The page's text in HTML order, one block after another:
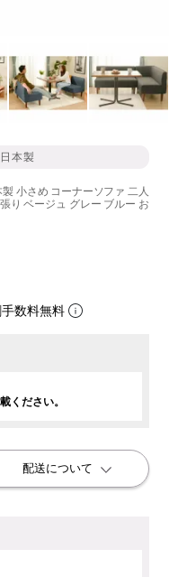
日本製
小さめ コーナーソファ 二人
り ベージュ グレー ブルー お
手数料無料
ください。
配送について